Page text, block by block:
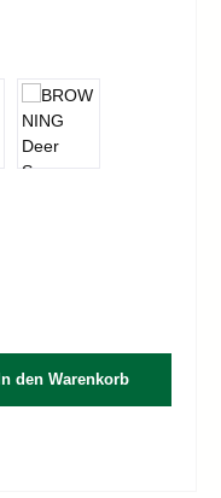
In den Warenkorb